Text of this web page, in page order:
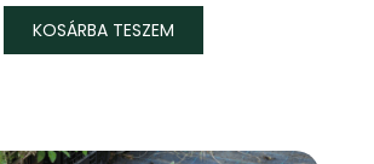
KOSÁRBA TESZEM